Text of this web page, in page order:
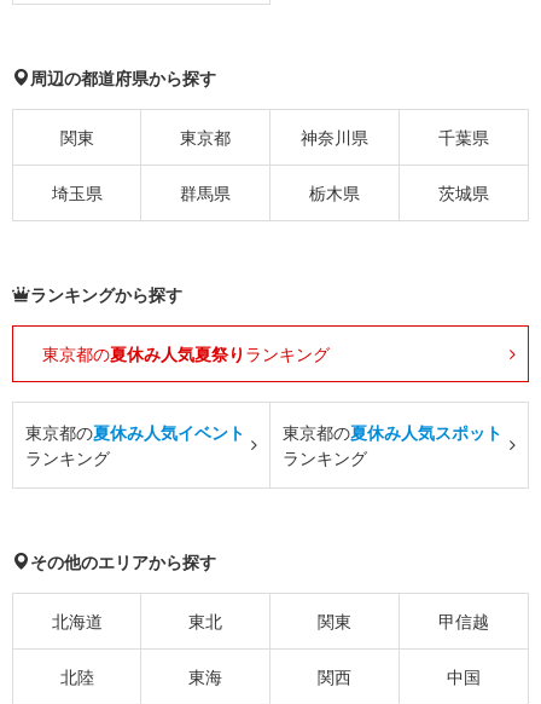
周辺の都道府県から探す
関東 東京都 神奈川県 千葉県
埼玉県 群馬県 栃木県 茨城県
ランキングから探す
東京都の夏休み人気夏祭り ランキング
東京都の夏休み人気イベント
ランキング
東京都の夏休み人気スポット
ランキング
その他のエリアから探す
北海道 東北 関東 甲信越
北陸 東海 関西 中国